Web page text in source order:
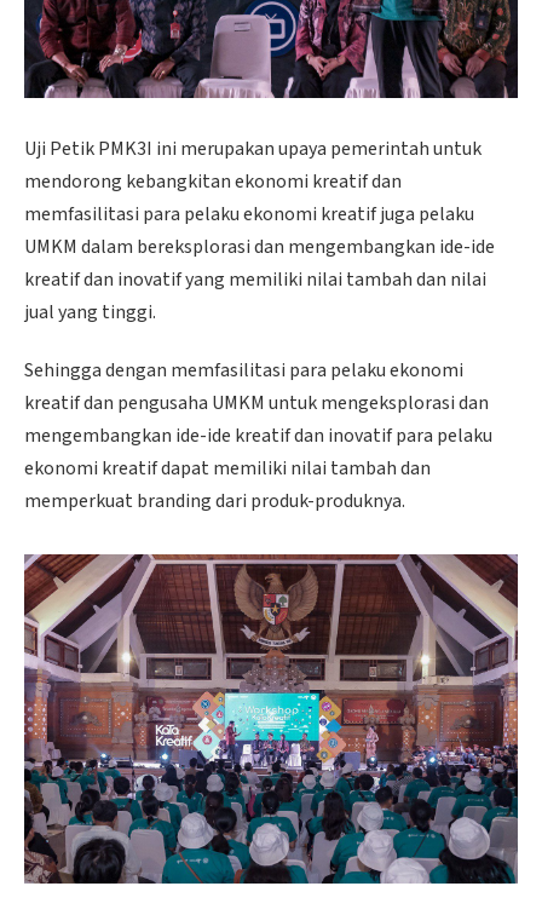
Uji Petik PMK3I ini merupakan upaya pemerintah untuk
mendorong kebangkitan ekonomi kreatif dan
memfasilitasi para pelaku ekonomi kreatif juga pelaku
UMKM dalam bereksplorasi dan mengembangkan ide-ide
kreatif dan inovatif yang memiliki nilai tambah dan nilai
jual yang tinggi.
Sehingga dengan memfasilitasi para pelaku ekonomi
kreatif dan pengusaha UMKM untuk mengeksplorasi dan
mengembangkan ide-ide kreatif dan inovatif para pelaku
ekonomi kreatif dapat memiliki nilai tambah dan
memperkuat branding dari produk-produknya.